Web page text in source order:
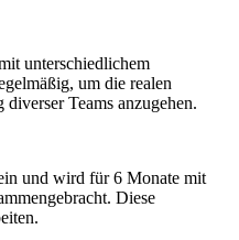
unterschiedlichem
um die realen
Teams anzugehen.
und wird für 6 Monate mit
Diese